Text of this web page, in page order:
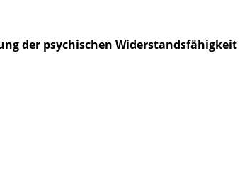
der psychischen Widerstandsfähigkeit